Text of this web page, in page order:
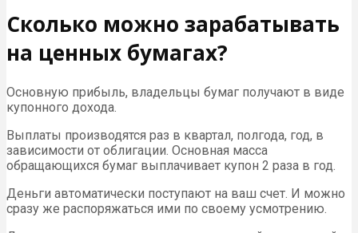
Сколько можно зарабатывать
на ценных бумагах?
Основную прибыль, владельцы бумаг получают в виде
купонного дохода.
Выплаты производятся раз в квартал, полгода, год, в
зависимости от облигации. Основная масса
обращающихся бумаг выплачивает купон 2 раза в год.
Деньги автоматически поступают на ваш счет. И можно
сразу же распоряжаться ими по своему усмотрению.